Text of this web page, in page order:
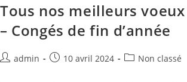
Tous nos meilleurs
– Congés de fin d’année
admin 10 avril 2024 Non classé